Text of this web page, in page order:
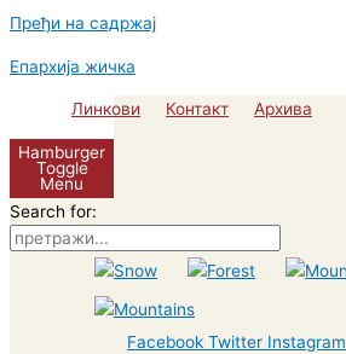
Пређи на садржај
Епархија жичка
Линкови Контакт Архива
Hamburger
Toggle
Menu
Search for:
Facebook Twitter Instagram